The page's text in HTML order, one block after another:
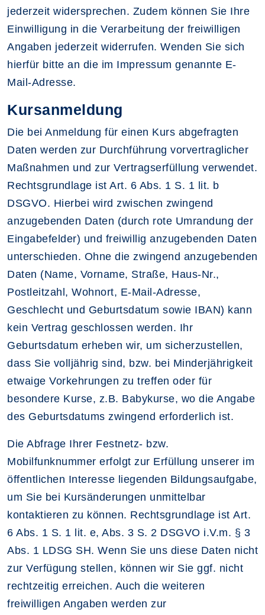
jederzeit widersprechen. Zudem können Sie Ihre
Einwilligung in die Verarbeitung der freiwilligen
Angaben jederzeit widerrufen. Wenden Sie sich
hierfür bitte an die im Impressum genannte E-
Mail-Adresse.
Kursanmeldung
Die bei Anmeldung für einen Kurs abgefragten
Daten werden zur Durchführung vorvertraglicher
Maßnahmen und zur Vertragserfüllung verwendet.
Rechtsgrundlage ist Art. 6 Abs. 1 S. 1 lit. b
DSGVO. Hierbei wird zwischen zwingend
anzugebenden Daten (durch rote Umrandung der
Eingabefelder) und freiwillig anzugebenden Daten
unterschieden. Ohne die zwingend anzugebenden
Daten (Name, Vorname, Straße, Haus-Nr.,
Postleitzahl, Wohnort, E-Mail-Adresse,
Geschlecht und Geburtsdatum sowie IBAN) kann
kein Vertrag geschlossen werden. Ihr
Geburtsdatum erheben wir, um sicherzustellen,
dass Sie volljährig sind, bzw. bei Minderjährigkeit
etwaige Vorkehrungen zu treffen oder für
besondere Kurse, z.B. Babykurse, wo die Angabe
des Geburtsdatums zwingend erforderlich ist.
Die Abfrage Ihrer Festnetz- bzw.
Mobilfunknummer erfolgt zur Erfüllung unserer im
öffentlichen Interesse liegenden Bildungsaufgabe,
um Sie bei Kursänderungen unmittelbar
kontaktieren zu können. Rechtsgrundlage ist Art.
6 Abs. 1 S. 1 lit. e, Abs. 3 S. 2 DSGVO i.V.m. § 3
Abs. 1 LDSG SH. Wenn Sie uns diese Daten nicht
zur Verfügung stellen, können wir Sie ggf. nicht
rechtzeitig erreichen. Auch die weiteren
freiwilligen Angaben werden zur